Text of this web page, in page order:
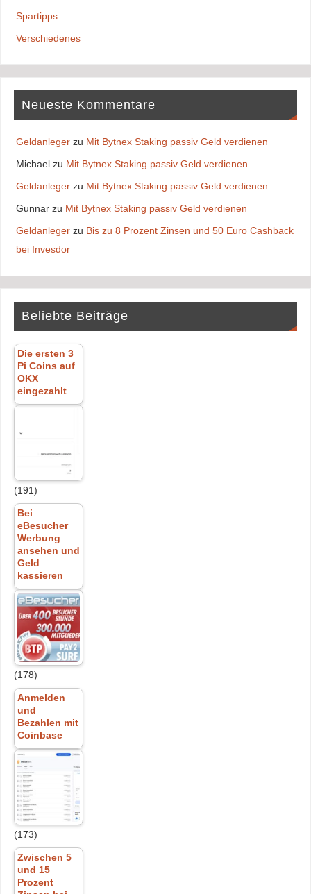
Spartipps
Verschiedenes
Neueste Kommentare
Geldanlegerzu Mit Bytnex Staking passiv Geld verdienen
Michaelzu Mit Bytnex Staking passiv Geld verdienen
Geldanlegerzu Mit Bytnex Staking passiv Geld verdienen
Gunnarzu Mit Bytnex Staking passiv Geld verdienen
Geldanlegerzu Bis zu 8 Prozent Zinsen und 50 Euro Cashback
bei Invesdor
Beliebte Beiträge
Die ersten 3
Pi Coins auf
OKX
eingezahlt
(191)
Bei
eBesucher
Werbung
ansehen und
Geld
kassieren
(178)
Anmelden
und
Bezahlen mit
Coinbase
(173)
Zwischen 5
und 15
Prozent